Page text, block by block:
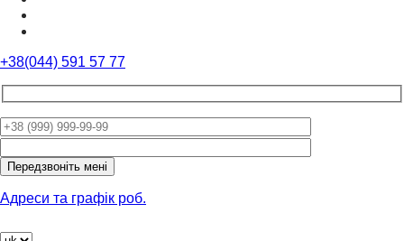
+38(044) 591 57 77
leave
this
field
empty.
Адреси та графік роб.